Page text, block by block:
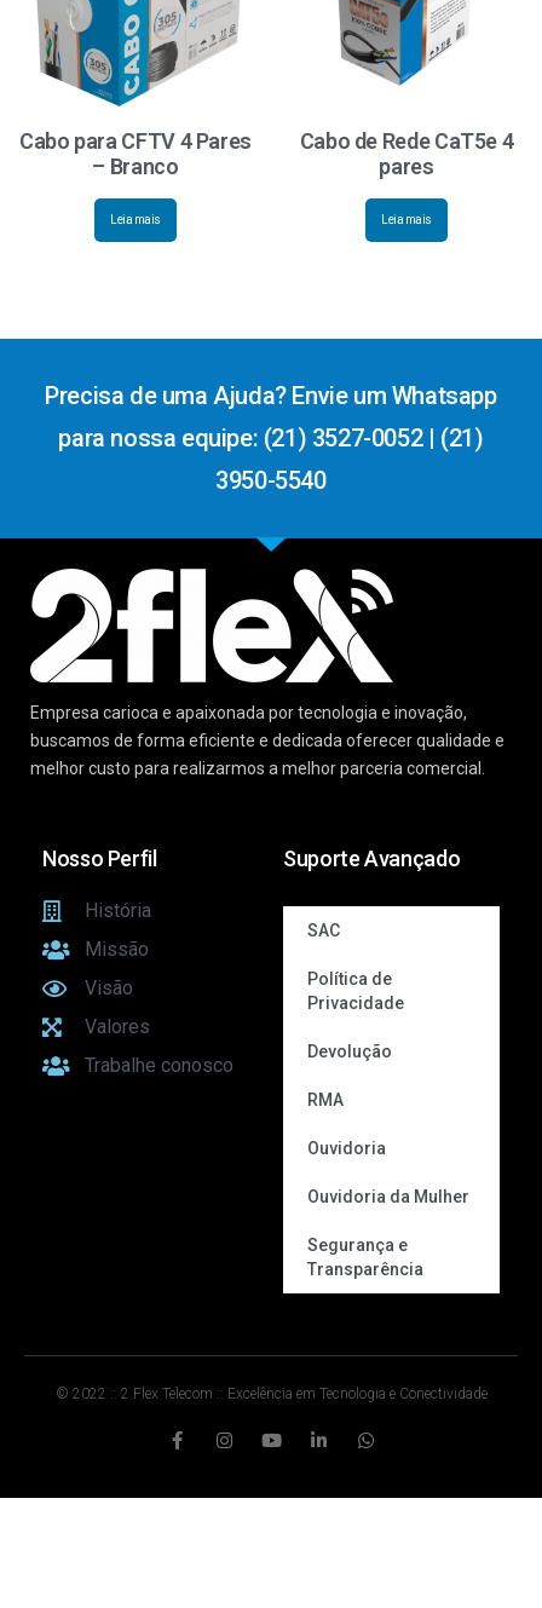
Cabo para CFTV 4 Pares
– Branco
Leia mais
Cabo de Rede CaT5e 4
pares
Leia mais
Precisa de uma Ajuda? Envie um Whatsapp
para nossa equipe: (21) 3527-0052 | (21)
3950-5540
Empresa carioca e apaixonada por tecnologia e inovação,
buscamos de forma eficiente e dedicada oferecer qualidade e
melhor custo para realizarmos a melhor parceria comercial.
Nosso Perfil
História
Missão
Visão
Valores
Trabalhe conosco
Suporte Avançado
SAC
Política de
Privacidade
Devolução
RMA
Ouvidoria
Ouvidoria da Mulher
Segurança e
Transparência
© 2022 :: 2 Flex Telecom :: Excelência em Tecnologia e Conectividade